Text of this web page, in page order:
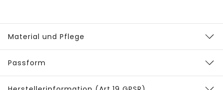
Material und Pflege
Passform